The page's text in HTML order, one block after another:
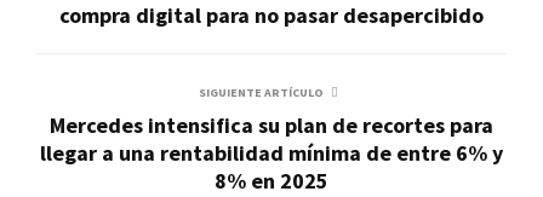
compra digital para no pasar desapercibido
SIGUIENTE ARTÍCULO
Mercedes intensifica su plan de recortes para
llegar a una rentabilidad mínima de entre 6% y
8% en 2025